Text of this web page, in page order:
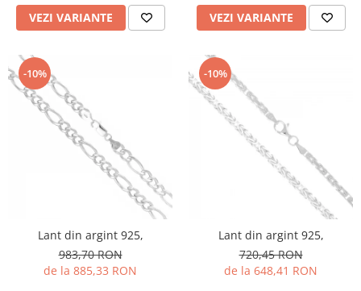
VEZI VARIANTE VEZI VARIANTE
-10%
Lant din argint 925,
983,70 RON
de la 885,33 RON
-10%
Lant din argint 925,
720,45 RON
de la 648,41 RON